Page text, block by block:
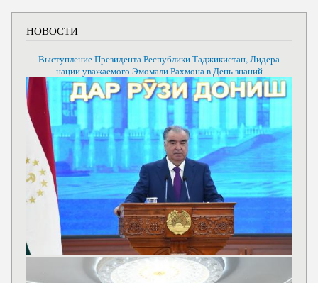
НОВОСТИ
Выступление Президента Республики Таджикистан, Лидера
нации уважаемого Эмомали Рахмона в День знаний